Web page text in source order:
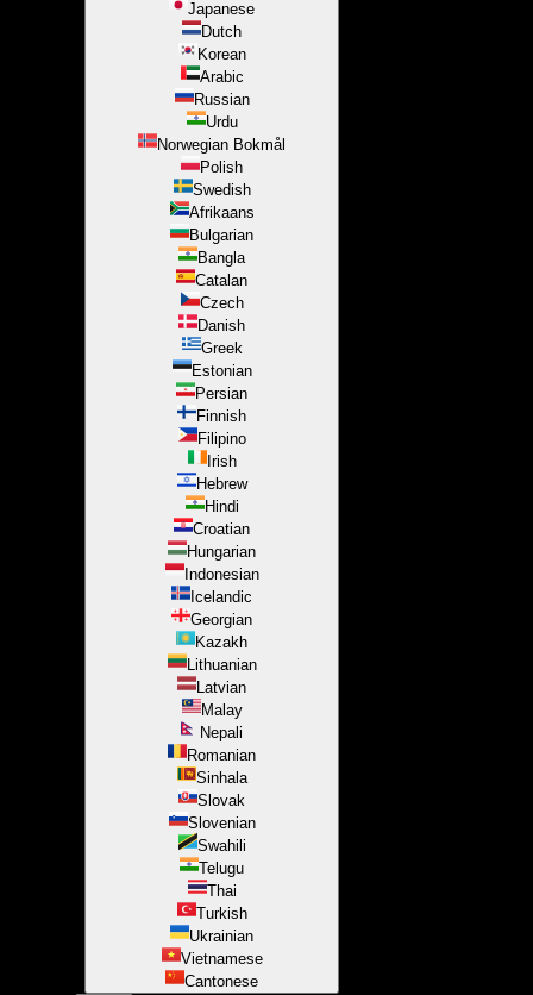
Japanese
Dutch
Korean
Arabic
Russian
Urdu
Norwegian Bokmål
Polish
Swedish
Afrikaans
Bulgarian
Bangla
Catalan
Czech
Danish
Greek
Estonian
Persian
Finnish
Filipino
Irish
Hebrew
Hindi
Croatian
Hungarian
Indonesian
Icelandic
Georgian
Kazakh
Lithuanian
Latvian
Malay
Nepali
Romanian
Sinhala
Slovak
Slovenian
Swahili
Telugu
Thai
Turkish
Ukrainian
Vietnamese
Cantonese